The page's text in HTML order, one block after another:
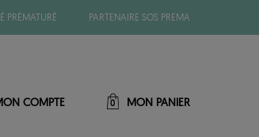
PRÉMATURÉ PARTENAIRE SOS PREMA
COMPTE 0 MON PANIER